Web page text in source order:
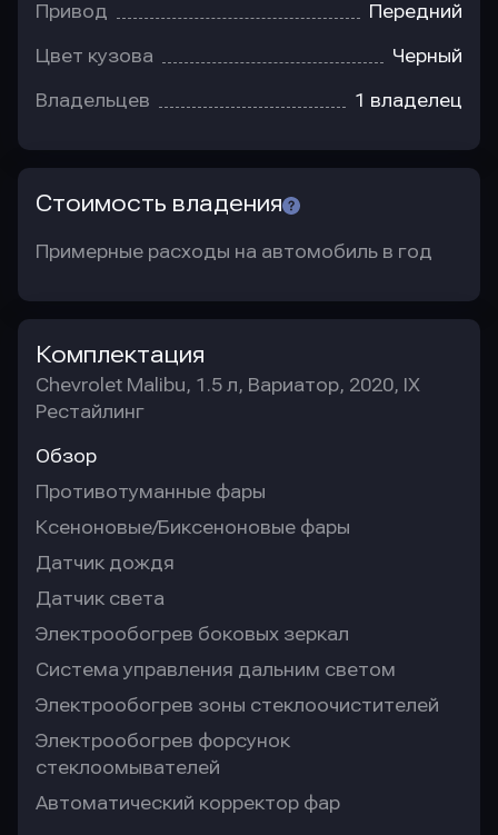
Привод Передний
Цвет кузова Черный
Владельцев 1 владелец
Стоимость владения
Примерные расходы на автомобиль в год
Комплектация
Chevrolet Malibu, 1.5 л, Вариатор, 2020, IX
Рестайлинг
Обзор
Противотуманные фары
Ксеноновые/Биксеноновые фары
Датчик дождя
Датчик света
Электрообогрев боковых зеркал
Система управления дальним светом
Электрообогрев зоны стеклоочистителей
Электрообогрев форсунок
стеклоомывателей
Автоматический корректор фар